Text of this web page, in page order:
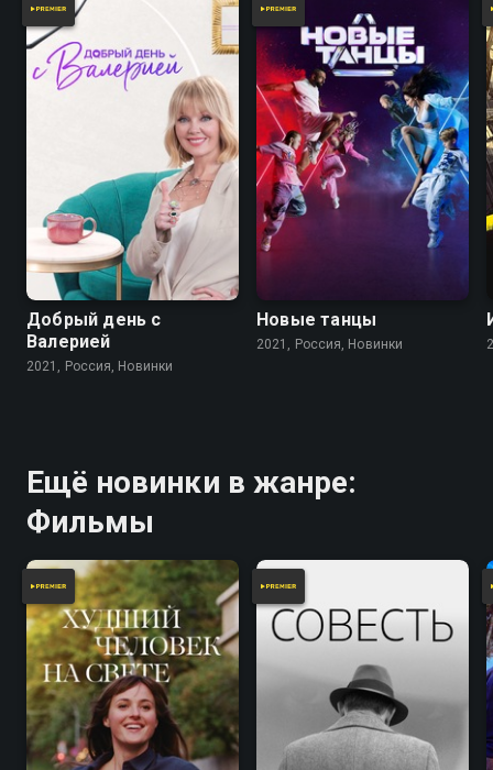
Добрый день с
Валерией
2021, Россия, Новинки
Новые танцы
2021, Россия, Новинки
Ещё новинки в жанре:
Фильмы